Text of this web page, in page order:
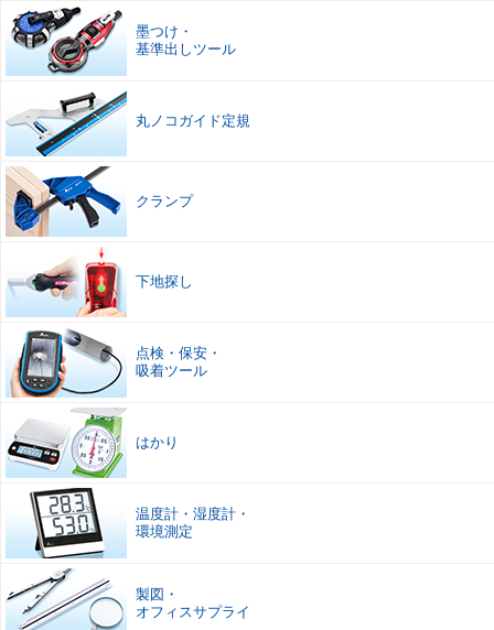
墨つけ ・
基準出しツール
丸ノコガイド定規
クランプ
下地探し
点検 ・ 保安 ・
吸着ツール
はかり
温度計 ・ 湿度計 ・
環境測定
製図 ・
オフィスサプライ